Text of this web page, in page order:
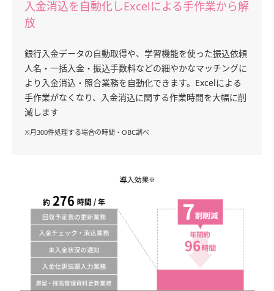
入金消込を自動化しExcelによる手作業から解
放
銀行入金データの自動取得や、学習機能を使った振込依頼
人名・一括入金・振込手数料などの細やかなマッチングに
より入金消込・照合業務を自動化できます。Excelによる
手作業がなくなり、入金消込に関する作業時間を大幅に削
減します
※月300件処理する場合の時間・OBC調べ